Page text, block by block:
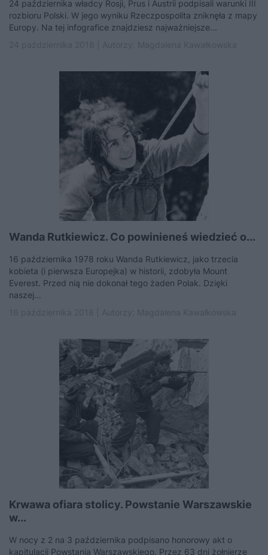
24 października władcy Rosji, Prus i Austrii podpisali warunki III
rozbioru Polski. W jego wyniku Rzeczpospolita zniknęła z mapy
Europy. Na tej infografice znajdziesz najważniejsze...
Wanda Rutkiewicz. Co powinieneś wiedzieć o...
16 października 1978 roku Wanda Rutkiewicz, jako trzecia
kobieta (i pierwsza Europejka) w historii, zdobyła Mount
Everest. Przed nią nie dokonał tego żaden Polak. Dzięki
naszej...
Krwawa ofiara stolicy. Powstanie Warszawskie
w...
W nocy z 2 na 3 października podpisano honorowy akt o
kapitulacji Powstania Warszawskiego. Przez 63 dni żołnierze